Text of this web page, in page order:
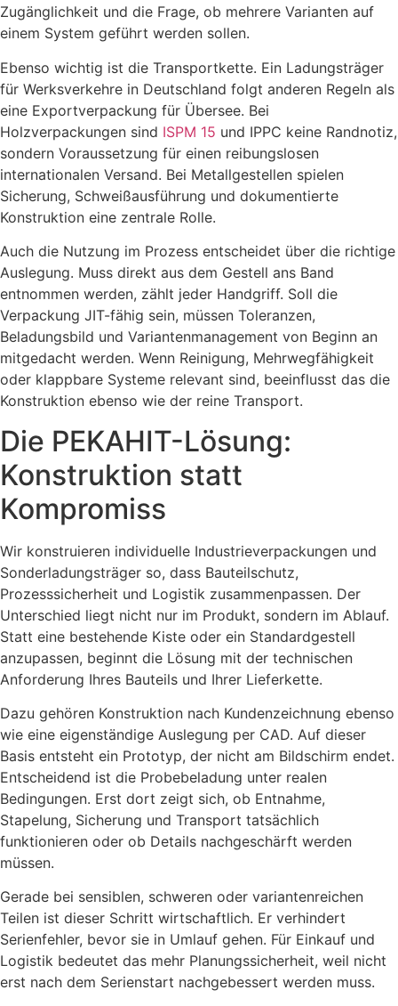
Zugänglichkeit und die Frage, ob mehrere Varianten auf
einem System geführt werden sollen.
Ebenso wichtig ist die Transportkette. Ein Ladungsträger
für Werksverkehre in Deutschland folgt anderen Regeln als
eine Exportverpackung für Übersee. Bei
Holzverpackungen sind ISPM 15 und IPPC keine Randnotiz,
sondern Voraussetzung für einen reibungslosen
internationalen Versand. Bei Metallgestellen spielen
Sicherung, Schweißausführung und dokumentierte
Konstruktion eine zentrale Rolle.
Auch die Nutzung im Prozess entscheidet über die richtige
Auslegung. Muss direkt aus dem Gestell ans Band
entnommen werden, zählt jeder Handgriff. Soll die
Verpackung JIT-fähig sein, müssen Toleranzen,
Beladungsbild und Variantenmanagement von Beginn an
mitgedacht werden. Wenn Reinigung, Mehrwegfähigkeit
oder klappbare Systeme relevant sind, beeinflusst das die
Konstruktion ebenso wie der reine Transport.
Die PEKAHIT-Lösung:
Konstruktion statt
Kompromiss
Wir konstruieren individuelle Industrieverpackungen und
Sonderladungsträger so, dass Bauteilschutz,
Prozesssicherheit und Logistik zusammenpassen. Der
Unterschied liegt nicht nur im Produkt, sondern im Ablauf.
Statt eine bestehende Kiste oder ein Standardgestell
anzupassen, beginnt die Lösung mit der technischen
Anforderung Ihres Bauteils und Ihrer Lieferkette.
Dazu gehören Konstruktion nach Kundenzeichnung ebenso
wie eine eigenständige Auslegung per CAD. Auf dieser
Basis entsteht ein Prototyp, der nicht am Bildschirm endet.
Entscheidend ist die Probebeladung unter realen
Bedingungen. Erst dort zeigt sich, ob Entnahme,
Stapelung, Sicherung und Transport tatsächlich
funktionieren oder ob Details nachgeschärft werden
müssen.
Gerade bei sensiblen, schweren oder variantenreichen
Teilen ist dieser Schritt wirtschaftlich. Er verhindert
Serienfehler, bevor sie in Umlauf gehen. Für Einkauf und
Logistik bedeutet das mehr Planungssicherheit, weil nicht
erst nach dem Serienstart nachgebessert werden muss.